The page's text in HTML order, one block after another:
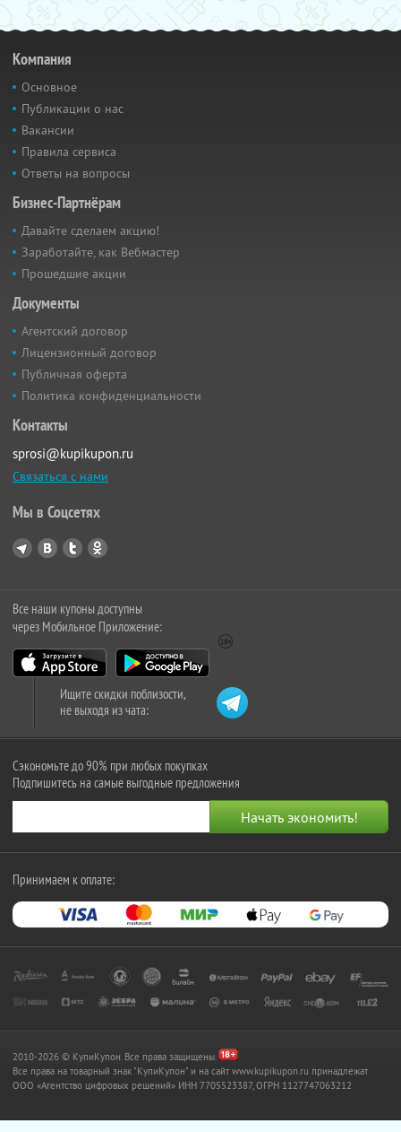
Компания
Основное
Публикации о нас
Вакансии
Правила сервиса
Ответы на вопросы
Бизнес-Партнёрам
Давайте сделаем акцию!
Заработайте, как Вебмастер
Прошедшие акции
Документы
Агентский договор
Лицензионный договор
Публичная оферта
Политика конфиденциальности
Контакты
sprosi@kupikupon.ru
Связаться с нами
Мы в Соцсетях
Все наши купоны доступны
через Мобильное Приложение:
Ищите скидки поблизости,
не выходя из чата:
Сэкономьте до 90% при любых покупках
Подпишитесь на самые выгодные предложения
Принимаем к оплате:
2010-2026 © КупиКупон. Все права защищены.
Все права на товарный знак "КупиКупон" и на сайт www.kupikupon.ru принадлежат
OOO «Агентство цифровых решений» ИНН 7705523387, ОГРН 1127747063212